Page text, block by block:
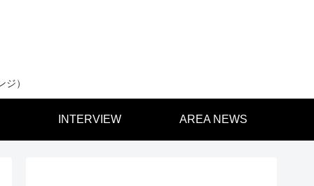
）
INTERVIEW AREA NEWS